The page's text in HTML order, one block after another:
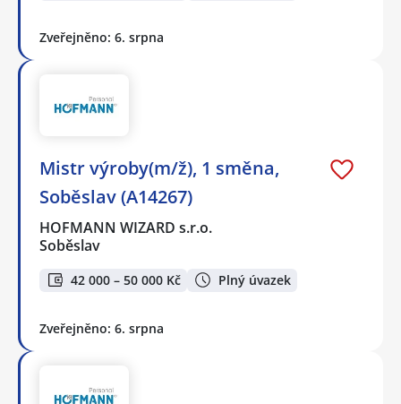
Zveřejněno: 6. srpna
Mistr výroby(m/ž), 1 směna,
Soběslav (A14267)
HOFMANN WIZARD s.r.o.
Soběslav
42 000 – 50 000 Kč Plný úvazek
Zveřejněno: 6. srpna